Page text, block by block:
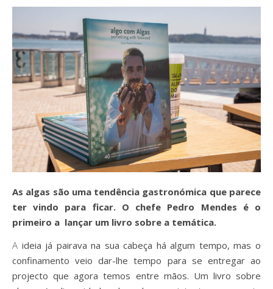
As algas são uma tendência gastronómica que parece
ter vindo para ficar. O chefe Pedro Mendes é o
primeiro a lançar um livro sobre a temática.
A ideia já pairava na sua cabeça há algum tempo, mas o
confinamento veio dar-lhe tempo para se entregar ao
projecto que agora temos entre mãos. Um livro sobre